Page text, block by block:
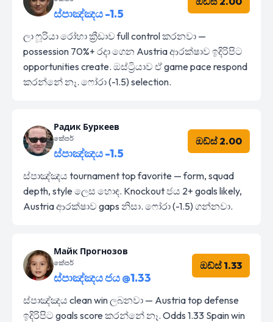
ස්පාඤ්ඤය -1.5
ලා ෆූරියා රෝහා ක්‍රීඩාව full control කරනවා —
possession 70%+ රදා ගෙන Austria ආරක්ෂාව ඉදිරිපිට
opportunities create. ඔස්ට්‍රියාව ඒ game pace respond
කරන්නේ නෑ. ෆෝරා (-1.5) selection.
Радик Буркеев
කේපර්
ස්පාඤ්ඤය -1.5
ඔඩ්ස් 2.00
ස්පාඤ්ඤය tournament top favorite — form, squad
depth, style ලෙස හොඳ. Knockout ජය 2+ goals likely,
Austria ආරක්ෂාව gaps නිසා. ෆෝරා (-1.5) ගන්නවා.
Майк Прогнозов
කේපර්
ස්පාඤ්ඤය ජය @1.33
ඔඩ්ස් 1.33
ස්පාඤ්ඤය clean win ලබනවා — Austria top defense
ඉදිරිපිට goals score කරන්නේ නෑ. Odds 1.33 Spain win